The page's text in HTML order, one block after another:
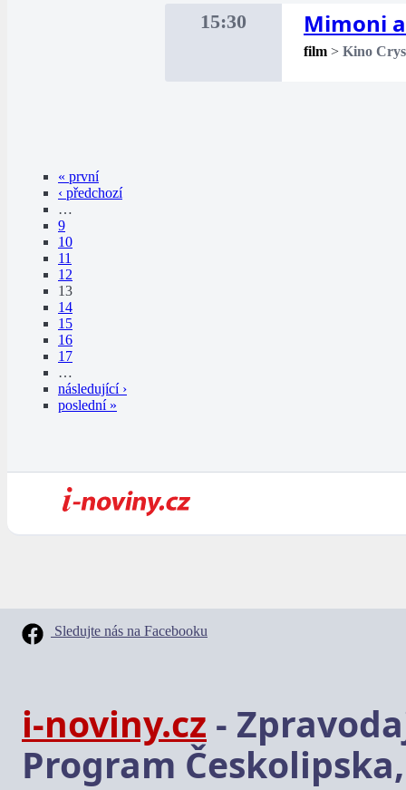
15:30 Mimoni
film > Kino
« první
‹ předchozí
…
9
10
11
12
13
14
15
16
17
…
následující ›
poslední »
Sledujte nás na Facebooku
i-noviny.cz -
Program